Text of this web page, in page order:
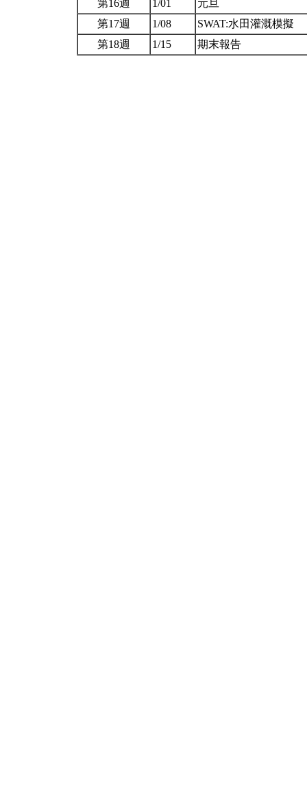
第16週 1/01
元旦
第17週
1/08
SWAT:水田灌溉模擬
第18週
1/15 期末報告